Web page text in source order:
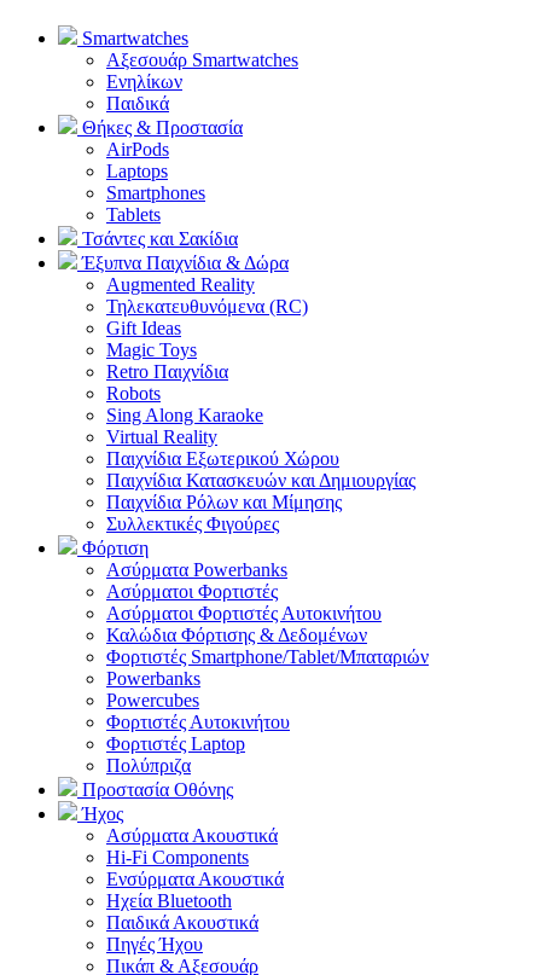
Smartwatches
Αξεσουάρ Smartwatches
Ενηλίκων
Παιδικά
Θήκες & Προστασία
AirPods
Laptops
Smartphones
Tablets
Τσάντες και Σακίδια
Έξυπνα Παιχνίδια & Δώρα
Augmented Reality
Τηλεκατευθυνόμενα (RC)
Gift Ideas
Magic Toys
Retro Παιχνίδια
Robots
Sing Along Karaoke
Virtual Reality
Παιχνίδια Εξωτερικού Χώρου
Παιχνίδια Κατασκευών και Δημιουργίας
Παιχνίδια Ρόλων και Μίμησης
Συλλεκτικές Φιγούρες
Φόρτιση
Ασύρματα Powerbanks
Aσύρματοι Φορτιστές
Ασύρματοι Φορτιστές Αυτοκινήτου
Καλώδια Φόρτισης & Δεδομένων
Φορτιστές Smartphone/Tablet/Μπαταριών
Powerbanks
Powercubes
Φορτιστές Αυτοκινήτου
Φορτιστές Laptop
Πολύπριζα
Προστασία Οθόνης
Ήχος
Ασύρματα Ακουστικά
Hi-Fi Components
Ενσύρματα Ακουστικά
Ηχεία Bluetooth
Παιδικά Ακουστικά
Πηγές Ήχου
Πικάπ & Αξεσουάρ